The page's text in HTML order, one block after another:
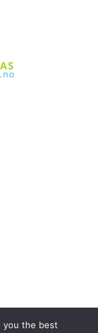
you the best